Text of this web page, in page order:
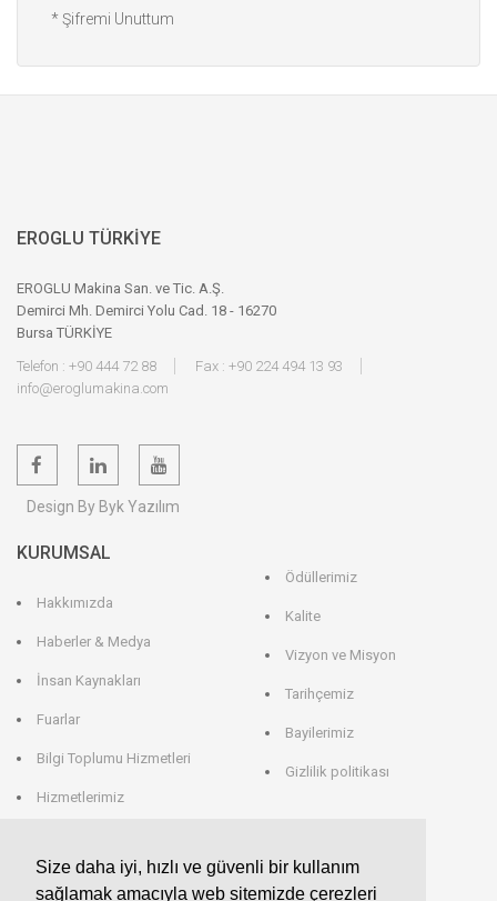
Size daha iyi, hızlı ve güvenli bir kullanım
sağlamak amacıyla web sitemizde çerezleri
* Şifremi Unuttum
EROGLU TÜRKİYE
EROGLU Makina San. ve Tic. A.Ş.
Demirci Mh. Demirci Yolu Cad. 18 - 16270
Bursa TÜRKİYE
Telefon : +90 444 72 88
Fax : +90 224 494 13 93
info@eroglumakina.com
Design By Byk Yazılım
KURUMSAL
Hakkımızda
Haberler & Medya
İnsan Kaynakları
Fuarlar
Bilgi Toplumu Hizmetleri
Hizmetlerimiz
Ödüllerimiz
Kalite
Vizyon ve Misyon
Tarihçemiz
Bayilerimiz
Gizlilik politikası